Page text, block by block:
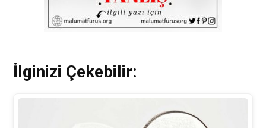
İlginizi Çekebilir: